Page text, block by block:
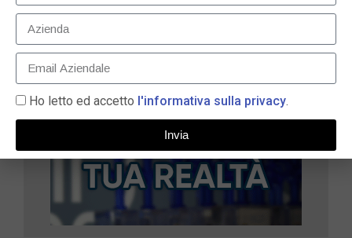
Ho letto ed accetto l'informativa sulla privacy.
Invia